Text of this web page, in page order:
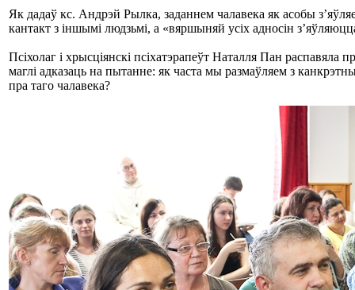
Як дадаў кс. Андрэй Рылка, заданнем чалавека як асобы
кантакт з іншымі людзьмі, а «вяршыняй усіх адносін
Псіхолаг і хрысціянскі псіхатэрапеўт Наталля Пан
маглі адказаць на пытанне: як часта мы размаўляем з
пра таго чалавека?